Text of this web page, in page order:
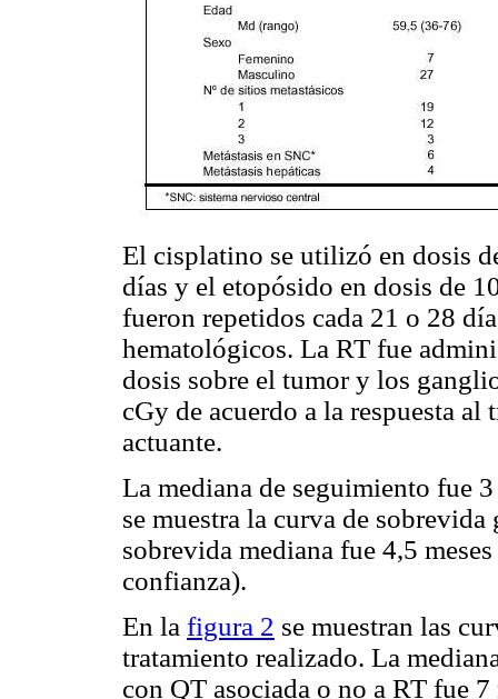
El cisplatino se utilizó en dosis
días y el etopósido en dosis de
fueron repetidos cada 21 o 28
hematológicos. La RT fue
dosis sobre el tumor y los
cGy de acuerdo a la respuesta
actuante.
La mediana de seguimiento fue
se muestra la curva de
sobrevida mediana fue 4,5
confianza).
En la figura 2 se muestran las
tratamiento realizado. La
con QT asociada o no a RT fue